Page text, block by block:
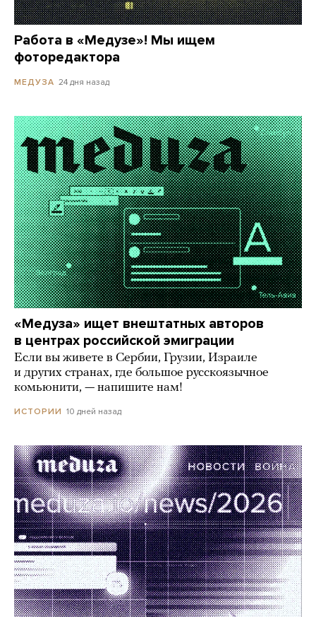
Работа в «Медузе»! Мы ищем
фоторедактора
МЕДУЗА 24 дня назад
«Медуза» ищет внештатных авторов
в центрах российской эмиграции
Если вы живете в Сербии, Грузии, Израиле
и других странах, где большое русскоязычное
комьюнити, — напишите нам!
ИСТОРИИ 10 дней назад